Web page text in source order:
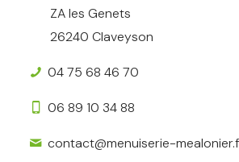
ZA les Genets
26240 Claveyson
04 75 68 46 70
06 89 10 34 88
contact@menuiserie-